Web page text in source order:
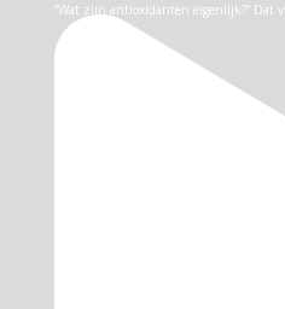
“Wat zijn antioxidanten eigenlijk?” Dat